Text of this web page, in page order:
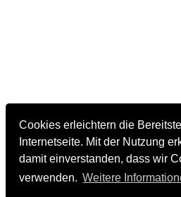
Cookies erleichtern die
Internetseite. Mit der Nutzung
damit einverstanden, dass wir
verwenden. Weitere